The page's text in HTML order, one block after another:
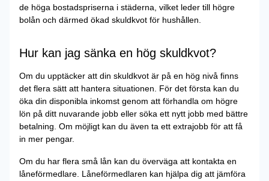
de höga bostadspriserna i städerna, vilket leder till högre
bolån och därmed ökad skuldkvot för hushållen.
Hur kan jag sänka en hög skuldkvot?
Om du upptäcker att din skuldkvot är på en hög nivå finns
det flera sätt att hantera situationen. För det första kan du
öka din disponibla inkomst genom att förhandla om högre
lön på ditt nuvarande jobb eller söka ett nytt jobb med bättre
betalning. Om möjligt kan du även ta ett extrajobb för att få
in mer pengar.
Om du har flera små lån kan du överväga att kontakta en
låneförmedlare. Låneförmedlaren kan hjälpa dig att jämföra